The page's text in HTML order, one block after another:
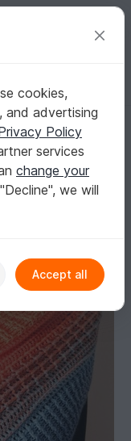
in Register for free
shawls
cookies,
and advertising
Policy
services
change your
we will
Accept all